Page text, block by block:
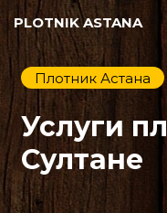
PLOTNIK ASTANA
Плотник Астана
Услуги
Султане